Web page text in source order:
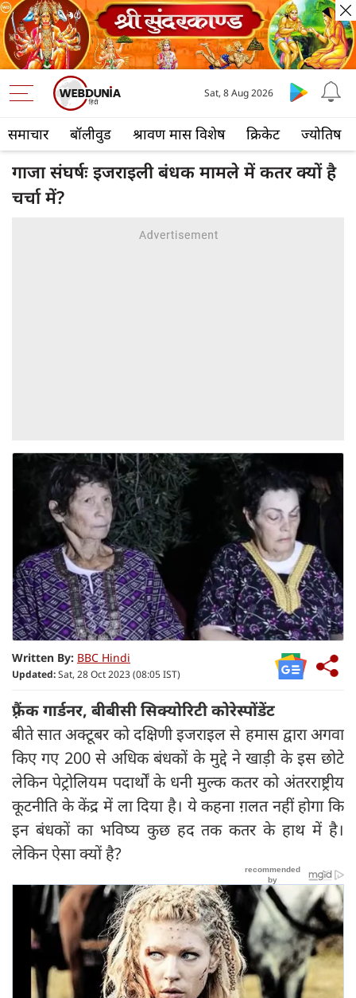
समाचार बॉलीवुड श्रावण मास विशेष क्रिकेट ज्योतिष
Sat, 8 Aug 2026
गाजा संघर्षः इजराइली बंधक मामले में कतर क्यों है
चर्चा में?
Written By: BBC Hindi
Updated:Sat, 28 Oct 2023 (08:05 IST)
फ़्रैंक गार्डनर, बीबीसी सिक्योरिटी कोरेस्पोंडेंट
बीते सात अक्टूबर को दक्षिणी इजराइल से हमास द्वारा अगवा
किए गए 200 से अधिक बंधकों के मुद्दे ने खाड़ी के इस छोटे
लेकिन पेट्रोलियम पदार्थों के धनी मुल्क कतर को अंतरराष्ट्रीय
कूटनीति के केंद्र में ला दिया है। ये कहना ग़लत नहीं होगा कि
इन बंधकों का भविष्य कुछ हद तक कतर के हाथ में है।
लेकिन ऐसा क्यों है?